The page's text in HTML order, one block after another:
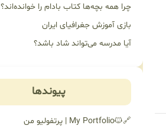
چرا همه بچه‌ها کتاب بادام را خوانده‌اند؟
بازی آموزش جغرافیای ایران
آیا مدرسه می‌تواند شاد باشد؟
پیوندها
🔗🐱My Portfolio | پرتفولیو من